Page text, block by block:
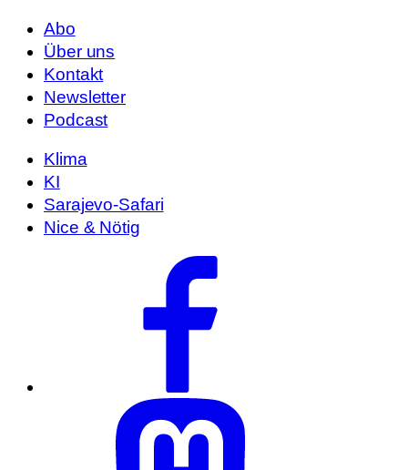
Abo
Über uns
Kontakt
Newsletter
Podcast
Klima
KI
Sarajevo-Safari
Nice & Nötig